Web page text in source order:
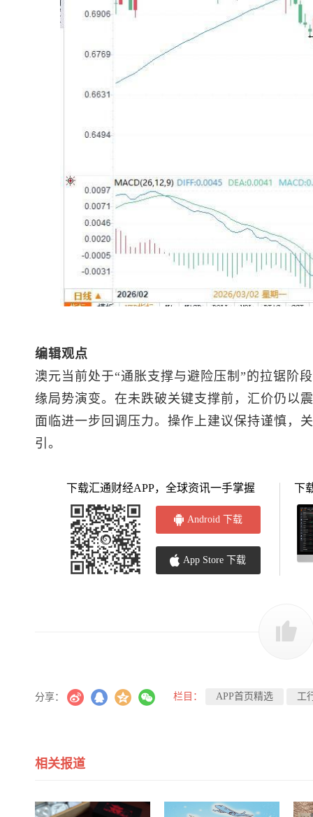
编辑观点
澳元当前处于“通胀支撑与避险压制”的拉锯阶
缘局势演变。在未跌破关键支撑前，汇价仍以
面临进一步回调压力。操作上建议保持谨慎，
引。
下载汇通财经APP，全球资讯一手掌握
Android 下载
App Store 下载
下
分享： 栏目： APP首页精选 工
相关报道